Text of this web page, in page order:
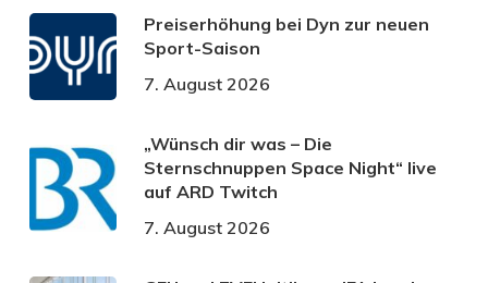
Preiserhöhung bei Dyn zur neuen
Sport-Saison
7. August 2026
„Wünsch dir was – Die
Sternschnuppen Space Night“ live
auf ARD Twitch
7. August 2026